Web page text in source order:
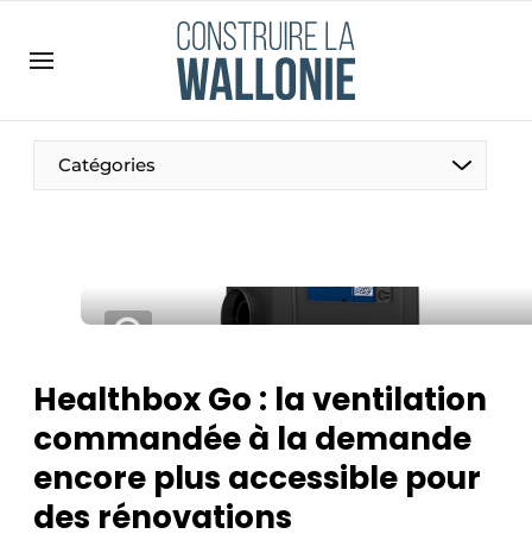
Emploi
Enregistrer une offre d’emploi
Meest gelezen
Podcasts
Privacy / Cookie statement
S’inscrire à l’événement
S’inscrire
Catégories
Healthbox Go : la ventilation
commandée à la demande
encore plus accessible pour
des rénovations